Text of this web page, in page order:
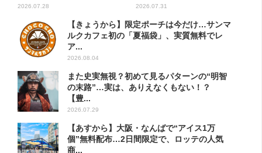
る”...
2026.07.28 2026.07.31
【きょうから】限定ポーチは今だけ…サンマ
ルクカフェ初の「夏福袋」、実質無料でレ
ア...
2026.08.04
また史実無視？初めて見るパターンの“明智
の末路”…実は、ありえなくもない！？
【豊...
2026.07.29
【あすから】大阪・なんばで“アイス1万
個”無料配布…2日間限定で、ロッテの人気
商...